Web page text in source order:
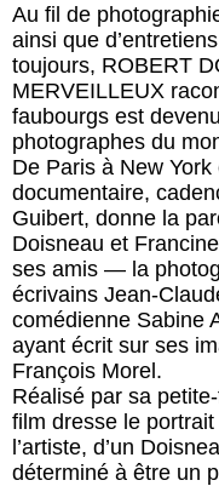
Au fil de
ainsi que
toujours, ROBERT
MERVEILLEUX
faubourgs est
photographes du
De Paris à New
documentaire,
Guibert, donne la
Doisneau et
ses amis — la
écrivains Jean-
comédienne Sabine
ayant écrit sur ses
François Morel.
Réalisé par sa
film dresse le
l’artiste, d’un
déterminé à être un